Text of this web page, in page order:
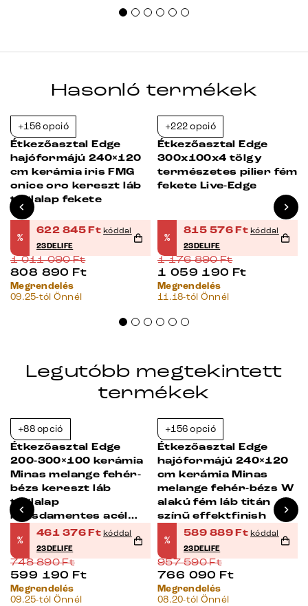
Hasonló termékek
+156 opció
Étkezőasztal Edge
hajóformájú 240×120
cm kerámia iris FMG
onice oro kereszt láb
téglalap fekete
%
622 845Ft kóddal
23DELIFE
1 011 090Ft
808 890 Ft
Megrendelés
09.25-tól Önnél
+222 opció
Étkezőasztal Edge
300x100x4 tölgy
természetes pilier fém
fekete Live-Edge
%
815 576Ft kóddal
23DELIFE
1 176 890Ft
1 059 190 Ft
Megrendelés
11.18-tól Önnél
Legutóbb megtekintett
termékek
+88 opció
Étkezőasztal Edge
200-300×100 kerámia
Minas melange fehér-
bézs kereszt láb
téglalap
rozsdamentes acél
kihúzható
%
461 376Ft kóddal
23DELIFE
748 890Ft
599 190 Ft
Megrendelés
09.25-tól Önnél
+156 opció
Étkezőasztal Edge
hajóformájú 240×120
cm kerámia Minas
melange fehér-bézs W
alakú fém láb titán
színű effektfinish
%
589 889Ft kóddal
23DELIFE
957 590Ft
766 090 Ft
Megrendelés
08.20-tól Önnél